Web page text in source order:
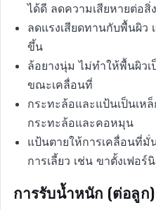
ได้ดี ลดความเสียหายต่อสิ่
ลดแรงเสียดทานกับพื้นผิว
ขึ้น
ล้อยางนุ่ม ไม่ทำให้พื้นผิว
ขณะเคลื่อนที่
กระทะล้อและแป้นเป็นเ
กระทะล้อและคอหมุน
แป้นตายให้การเคลื่อนที่มั่
การเลี้ยว เช่น ขาตั้งเฟอร์
การรับน้ำหนัก (ต่อลูก)